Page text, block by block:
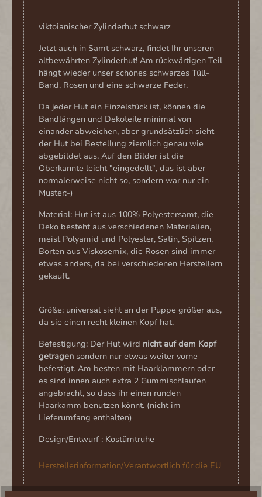
viktoianischer Zylinderhut schwarz
Jetzt auch in Samt schwarz, findet Ihr unseren
altbewährten Zylinderhut! Am rückwärtigen Teil
hängt wieder unser schönes schwarzes Tüll-
Band, Rosen und eine schwarze Feder.
Da jeder Hut ein Einzelstück ist, können die
Bandlängen und Dekoteile minimal von
einander abweichen, aber grundsätzlich sieht
der Hut bei Bestellung ziemlich genau wie
abgebildet aus. Auf den Bilder ist die
Oberkannte leicht "eingedellt", das ist aber
normalerweise nicht so, sondern war nur ein
Muster:-)
Material: Hut ist aus 100% Polyestersamt, die
Deko besteht aus verschiedenen Materialien,
meist Polyamid und Polyester, Satin, Spitzen,
Borten aus Viskosemix, die Rosen sind immer
etwas anders, da bei verschiedenen Herstellern
gekauft.
Größe: universal sieht an der Puppe größer aus,
da sie einen recht kleinen Kopf hat.
Befestigung: Der Hut wird nicht auf dem Kopf
getragen sondern nur etwas weiter vorne
befestigt. Am besten mit Haarklammern oder
es sind innen auch extra 2 Gummischlaufen
angebracht, so dass ihr einen runden
Haarkamm benutzen könnt. (nicht im
Lieferumfang enthalten)
Design/Entwurf : Kostümtruhe
Herstellerinformation/Verantwortlich für die EU